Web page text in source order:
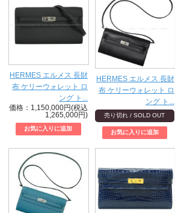
HERMES エルメス 長財
布 ケリーウォレット ロ
ング ト...
価格：1,150,000円(税込
1,265,000円)
HERMES エルメス 長財
布 ケリーウォレット ロ
ング ト...
売り切れ / SOLD OUT